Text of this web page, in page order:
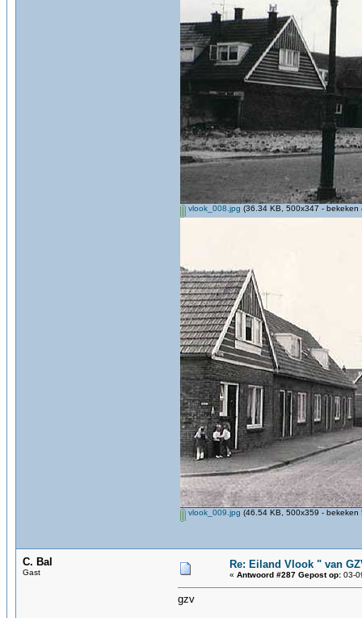
vlook_008.jpg (36.34 KB, 500x347 - bekeken
vlook_009.jpg (46.54 KB, 500x359 - bekeken
C. Bal
Gast
Re: Eiland Vlook " van
« Antwoord #287 Gepost op: 03-
gzv